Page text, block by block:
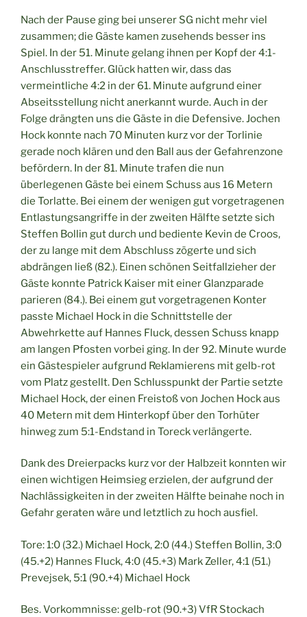
Nach der Pause ging bei unserer SG nicht mehr viel
zusammen; die Gäste kamen zusehends besser ins
Spiel. In der 51. Minute gelang ihnen per Kopf der 4:1-
Anschlusstreffer. Glück hatten wir, dass das
vermeintliche 4:2 in der 61. Minute aufgrund einer
Abseitsstellung nicht anerkannt wurde. Auch in der
Folge drängten uns die Gäste in die Defensive. Jochen
Hock konnte nach 70 Minuten kurz vor der Torlinie
gerade noch klären und den Ball aus der Gefahrenzone
befördern. In der 81. Minute trafen die nun
überlegenen Gäste bei einem Schuss aus 16 Metern
die Torlatte. Bei einem der wenigen gut vorgetragenen
Entlastungsangriffe in der zweiten Hälfte setzte sich
Steffen Bollin gut durch und bediente Kevin de Croos,
der zu lange mit dem Abschluss zögerte und sich
abdrängen ließ (82.). Einen schönen Seitfallzieher der
Gäste konnte Patrick Kaiser mit einer Glanzparade
parieren (84.). Bei einem gut vorgetragenen Konter
passte Michael Hock in die Schnittstelle der
Abwehrkette auf Hannes Fluck, dessen Schuss knapp
am langen Pfosten vorbei ging. In der 92. Minute wurde
ein Gästespieler aufgrund Reklamierens mit gelb-rot
vom Platz gestellt. Den Schlusspunkt der Partie setzte
Michael Hock, der einen Freistoß von Jochen Hock aus
40 Metern mit dem Hinterkopf über den Torhüter
hinweg zum 5:1-Endstand in Toreck verlängerte.
Dank des Dreierpacks kurz vor der Halbzeit konnten wir
einen wichtigen Heimsieg erzielen, der aufgrund der
Nachlässigkeiten in der zweiten Hälfte beinahe noch in
Gefahr geraten wäre und letztlich zu hoch ausfiel.
Tore: 1:0 (32.) Michael Hock, 2:0 (44.) Steffen Bollin, 3:0
(45.+2) Hannes Fluck, 4:0 (45.+3) Mark Zeller, 4:1 (51.)
Prevejsek, 5:1 (90.+4) Michael Hock
Bes. Vorkommnisse: gelb-rot (90.+3) VfR Stockach